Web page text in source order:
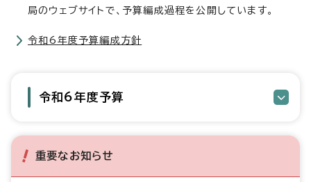
局のウェブサイトで、予算編成過程を公開しています。
令和6年度予算編成方針
令和6年度予算
重要なお知らせ